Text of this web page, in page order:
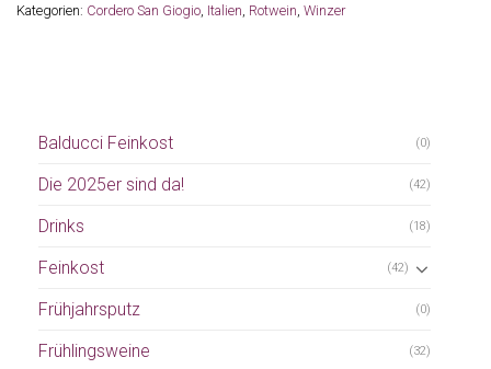
Balducci Feinkost (0)
Die 2025er sind da! (42)
Drinks (18)
Feinkost (42)
Frühjahrsputz (0)
Frühlingsweine (32)
Kategorien: Cordero San Giogio Italien Rotwein Winzer